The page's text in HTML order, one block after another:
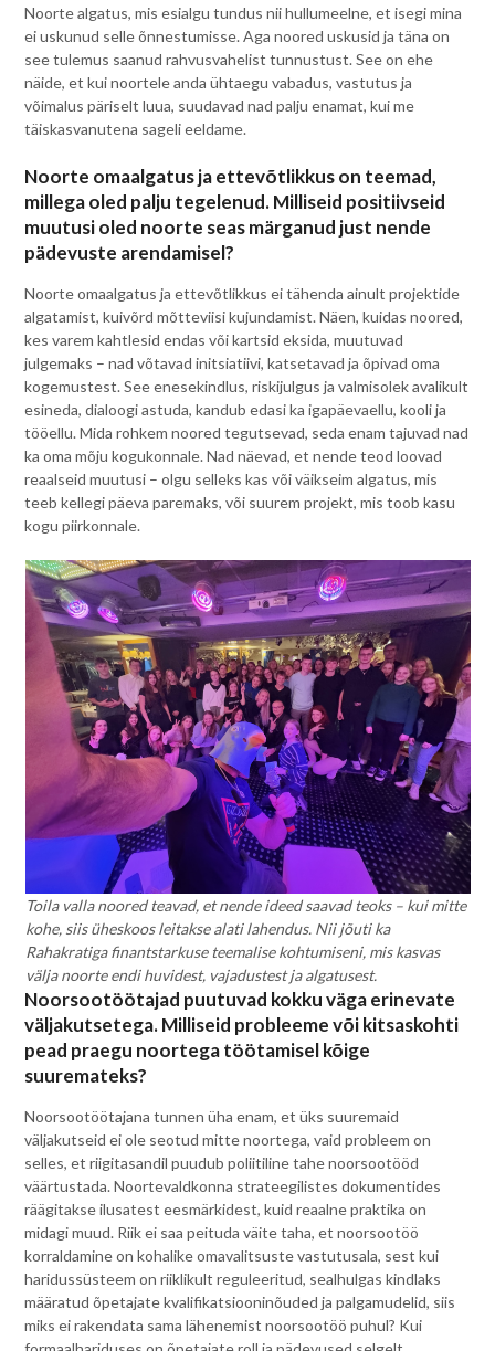
Noorte algatus, mis esialgu tundus nii hullumeelne, et isegi mina
ei uskunud selle õnnestumisse. Aga noored uskusid ja täna on
see tulemus saanud rahvusvahelist tunnustust. See on ehe
näide, et kui noortele anda ühtaegu vabadus, vastutus ja
võimalus päriselt luua, suudavad nad palju enamat, kui me
täiskasvanutena sageli eeldame.
Noorte omaalgatus ja ettevõtlikkus on teemad,
millega oled palju tegelenud. Milliseid positiivseid
muutusi oled noorte seas märganud just nende
pädevuste arendamisel?
Noorte omaalgatus ja ettevõtlikkus ei tähenda ainult projektide
algatamist, kuivõrd mõtteviisi kujundamist. Näen, kuidas noored,
kes varem kahtlesid endas või kartsid eksida, muutuvad
julgemaks – nad võtavad initsiatiivi, katsetavad ja õpivad oma
kogemustest. See enesekindlus, riskijulgus ja valmisolek avalikult
esineda, dialoogi astuda, kandub edasi ka igapäevaellu, kooli ja
tööellu. Mida rohkem noored tegutsevad, seda enam tajuvad nad
ka oma mõju kogukonnale. Nad näevad, et nende teod loovad
reaalseid muutusi – olgu selleks kas või väikseim algatus, mis
teeb kellegi päeva paremaks, või suurem projekt, mis toob kasu
kogu piirkonnale.
Toila valla noored teavad, et nende ideed saavad teoks – kui mitte
kohe, siis üheskoos leitakse alati lahendus. Nii jõuti ka
Rahakratiga finantstarkuse teemalise kohtumiseni, mis kasvas
välja noorte endi huvidest, vajadustest ja algatusest.
Noorsootöötajad puutuvad kokku väga erinevate
väljakutsetega. Milliseid probleeme või kitsaskohti
pead praegu noortega töötamisel kõige
suuremateks?
Noorsootöötajana tunnen üha enam, et üks suuremaid
väljakutseid ei ole seotud mitte noortega, vaid probleem on
selles, et riigitasandil puudub poliitiline tahe noorsootööd
väärtustada. Noortevaldkonna strateegilistes dokumentides
räägitakse ilusatest eesmärkidest, kuid reaalne praktika on
midagi muud. Riik ei saa peituda väite taha, et noorsootöö
korraldamine on kohalike omavalitsuste vastutusala, sest kui
haridussüsteem on riiklikult reguleeritud, sealhulgas kindlaks
määratud õpetajate kvalifikatsiooninõuded ja palgamudelid, siis
miks ei rakendata sama lähenemist noorsootöö puhul? Kui